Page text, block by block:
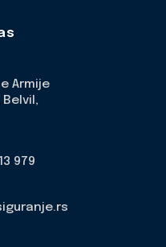
Armije
Belvil,
979